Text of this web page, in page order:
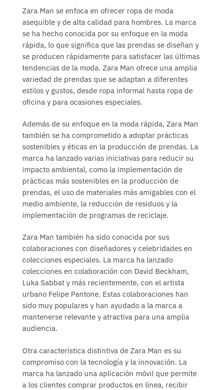
Zara Man se enfoca en ofrecer ropa de moda
asequible y de alta calidad para hombres. La marca
se ha hecho conocida por su enfoque en la moda
rápida, lo que significa que las prendas se diseñan y
se producen rápidamente para satisfacer las últimas
tendencias de la moda. Zara Man ofrece una amplia
variedad de prendas que se adaptan a diferentes
estilos y gustos, desde ropa informal hasta ropa de
oficina y para ocasiones especiales.
Además de su enfoque en la moda rápida, Zara Man
también se ha comprometido a adoptar prácticas
sostenibles y éticas en la producción de prendas. La
marca ha lanzado varias iniciativas para reducir su
impacto ambiental, como la implementación de
prácticas más sostenibles en la producción de
prendas, el uso de materiales más amigables con el
medio ambiente, la reducción de residuos y la
implementación de programas de reciclaje.
Zara Man también ha sido conocida por sus
colaboraciones con diseñadores y celebridades en
colecciones especiales. La marca ha lanzado
colecciones en colaboración con David Beckham,
Luka Sabbat y más recientemente, con el artista
urbano Felipe Pantone. Estas colaboraciones han
sido muy populares y han ayudado a la marca a
mantenerse relevante y atractiva para una amplia
audiencia.
Otra característica distintiva de Zara Man es su
compromiso con la tecnología y la innovación. La
marca ha lanzado una aplicación móvil que permite
a los clientes comprar productos en línea, recibir